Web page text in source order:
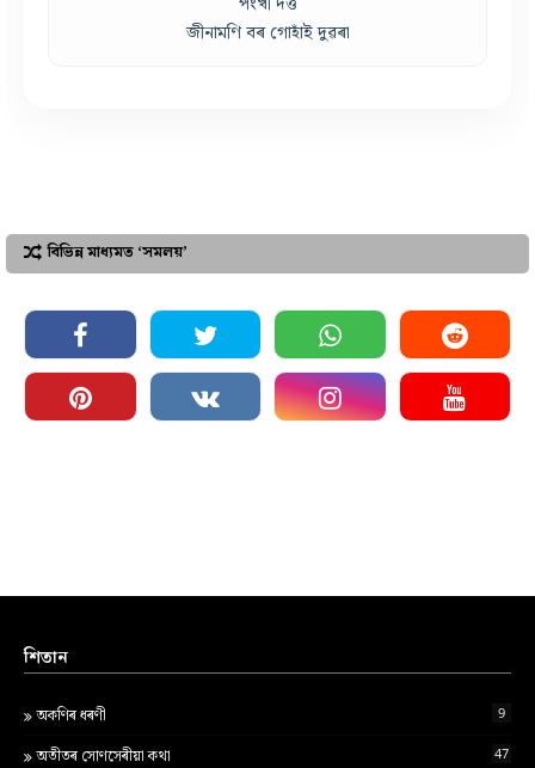
জীনামণি বৰ গোহাঁই দুৱৰা
বিভিন্ন মাধ্যমত ‘সমলয়’
শিতান
অকণিৰ ধৰণী 9
অতীতৰ সোণসেৰীয়া কথা 47